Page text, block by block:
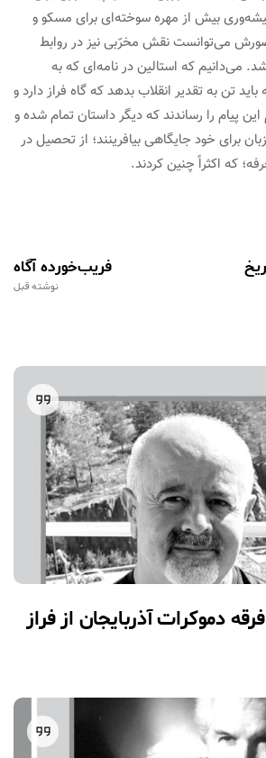
بیش از مهره سوخته‌ای برای مسکو و
می‌توانست نقش مخرّبی نیز در روابط
می‌دانیم که استالین در نامه‌ای که به
تن به تقدیر انقلاب بدهد که گاه فراز دارد و
پیام را رساندند که دیگر داستان تمام شده و
برای خود جایگاهی بیافرینند؛ از تحصیل در
که اکثراً چنین کردند.
فریب‌خورده آگاه
نوشته قبل
دموکرات آذربایجان از فراز